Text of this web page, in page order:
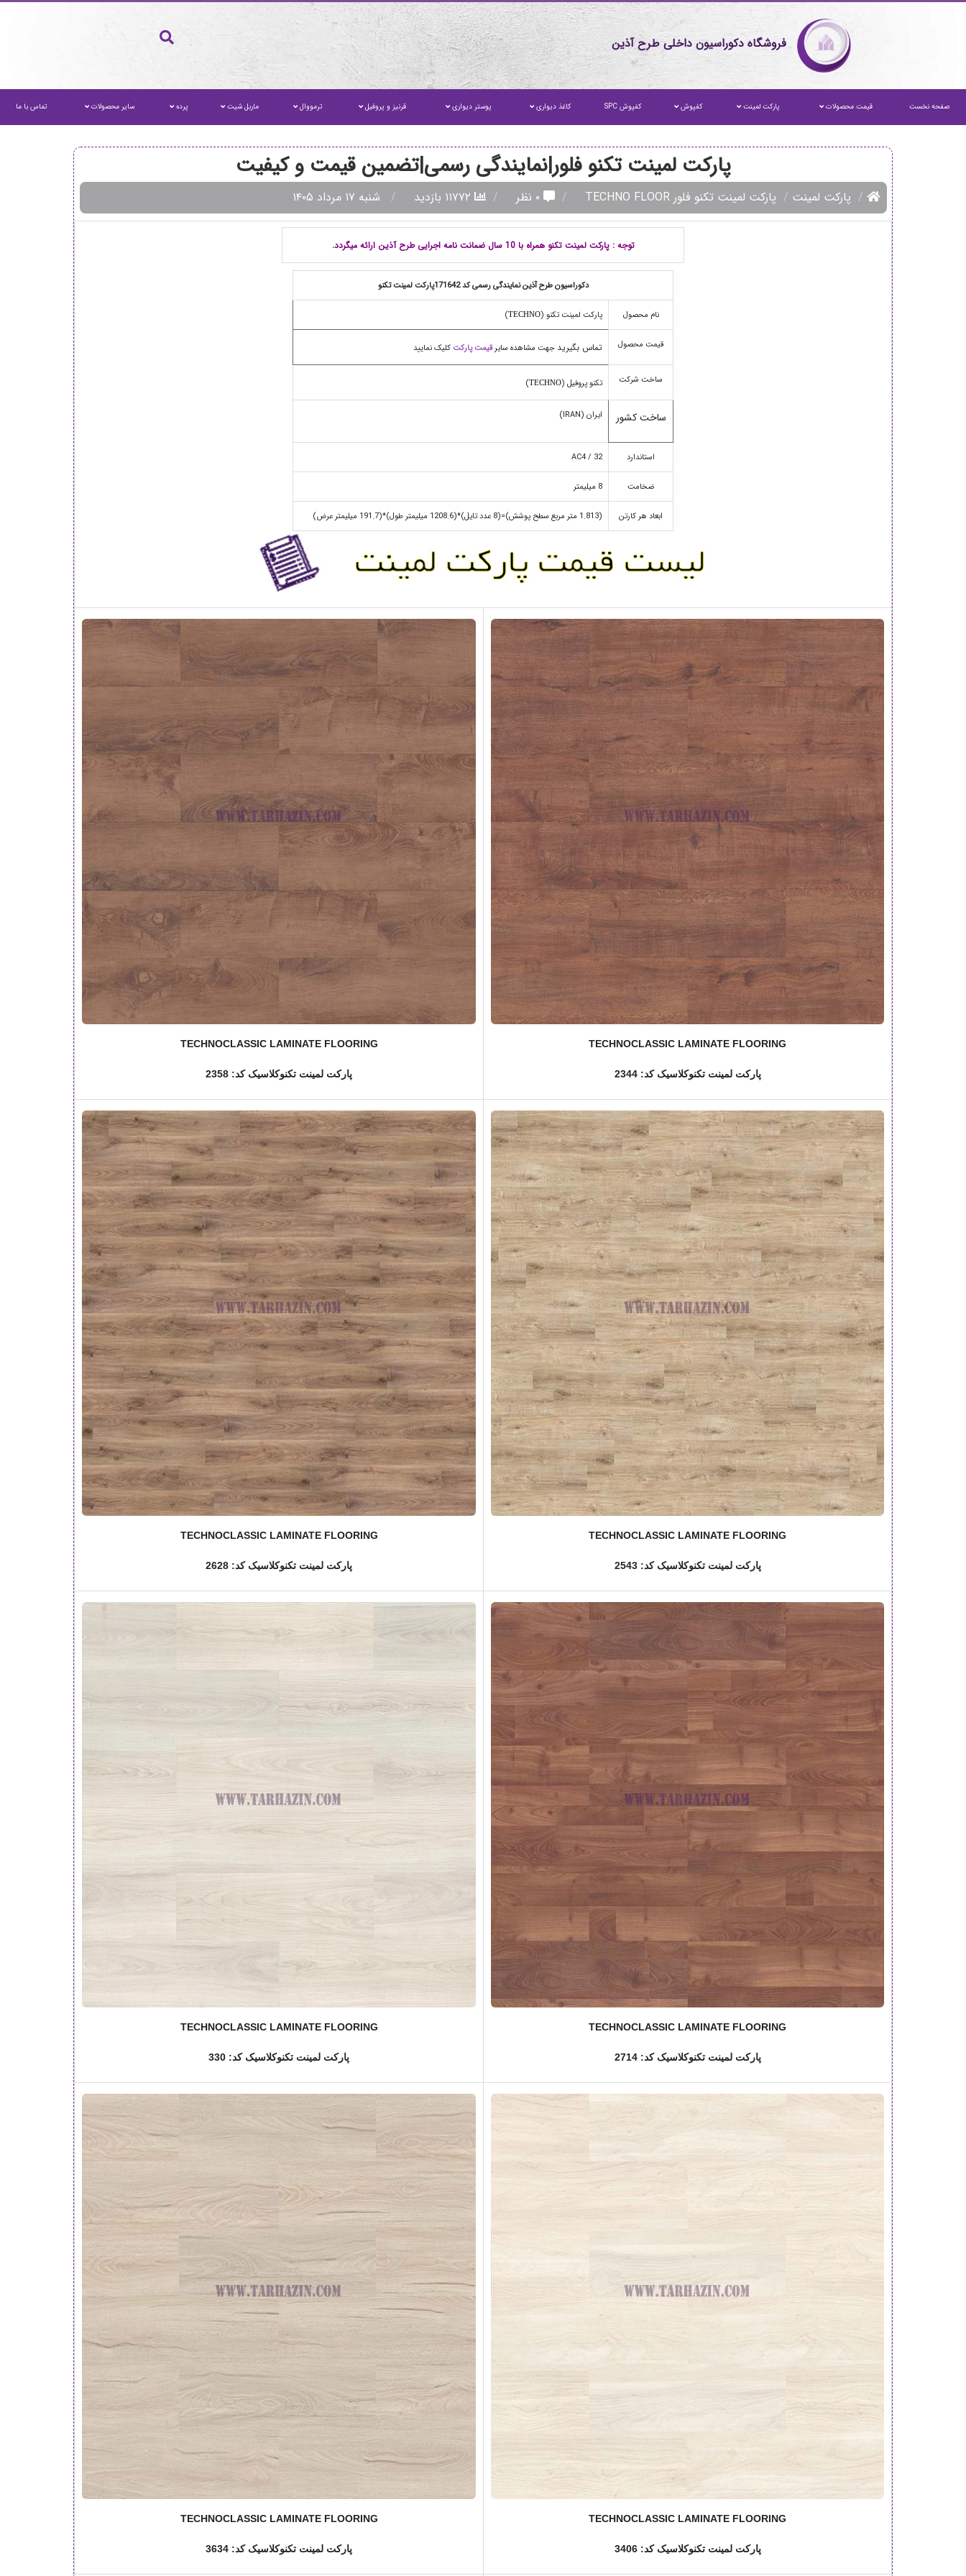
فروشگاه دکوراسیون داخلی طرح آذین
صفحه نخست قیمت محصولات پارکت لمینت کفپوش کفپوش SPC کاغذ دیواری پوستر دیواری قرنیز و پروفیل ترمووال ماربل شیت پرده سایر محصولات تماس با ما
پارکت لمینت تکنو فلور|نمایندگی رسمی|تضمین قیمت و کیفیت
پارکت لمینت پارکت لمینت تکنو فلور TECHNO FLOOR ۰ نظر شنبه ۱۷ مرداد ۱۴۰۵
توجه : پارکت لمینت تکنو همراه با 10 سال ضمانت نامه اجرایی طرح آذین ارائه میگردد.
دکوراسیون طرح آذین نمایندگی رسمی کد 171642پارکت لمینت تکنو
نام محصول پارکت لمینت تکنو (TECHNO
)
قیمت محصول تماس بگیرید جهت مشاهده سایرقیمت پارکتکلیک نمایید
ساخت شرکت تکنو پروفیل (TECHNO
)
ساخت کشور ایران (IRAN)
استاندارد AC4 / 32
ضخامت 8 میلیمتر
ابعاد هر کارتن (1.813 متر مربع سطح پوشش)=(8 عدد تایل)*(1208.6 میلیمتر طول)*(191.7 میلیمتر عرض)
TECHNOCLASSIC LAMINATE FLOORING
پارکت لمینت تکنوکلاسیک کد: 2344
TECHNOCLASSIC LAMINATE FLOORING
پارکت لمینت تکنوکلاسیک کد: 2358
TECHNOCLASSIC LAMINATE FLOORING
پارکت لمینت تکنوکلاسیک کد: 2543
TECHNOCLASSIC LAMINATE FLOORING
پارکت لمینت تکنوکلاسیک کد: 2628
TECHNOCLASSIC LAMINATE FLOORING
پارکت لمینت تکنوکلاسیک کد: 2714
TECHNOCLASSIC LAMINATE FLOORING
پارکت لمینت تکنوکلاسیک کد: 330
TECHNOCLASSIC LAMINATE FLOORING
پارکت لمینت تکنوکلاسیک کد: 3406
TECHNOCLASSIC LAMINATE FLOORING
پارکت لمینت تکنوکلاسیک کد: 3634